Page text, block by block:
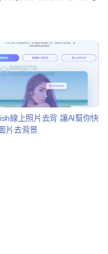
線上照片去背 讓AI幫你快
片去背景